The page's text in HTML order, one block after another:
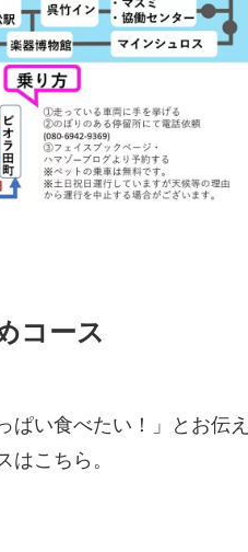
コース
ぱい食べたい！」とお伝
こちら。